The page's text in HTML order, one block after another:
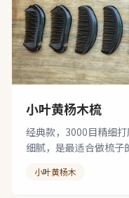
小叶黄杨木梳
经典款，3000目精细
细腻，是最适合做梳子
小叶黄杨木